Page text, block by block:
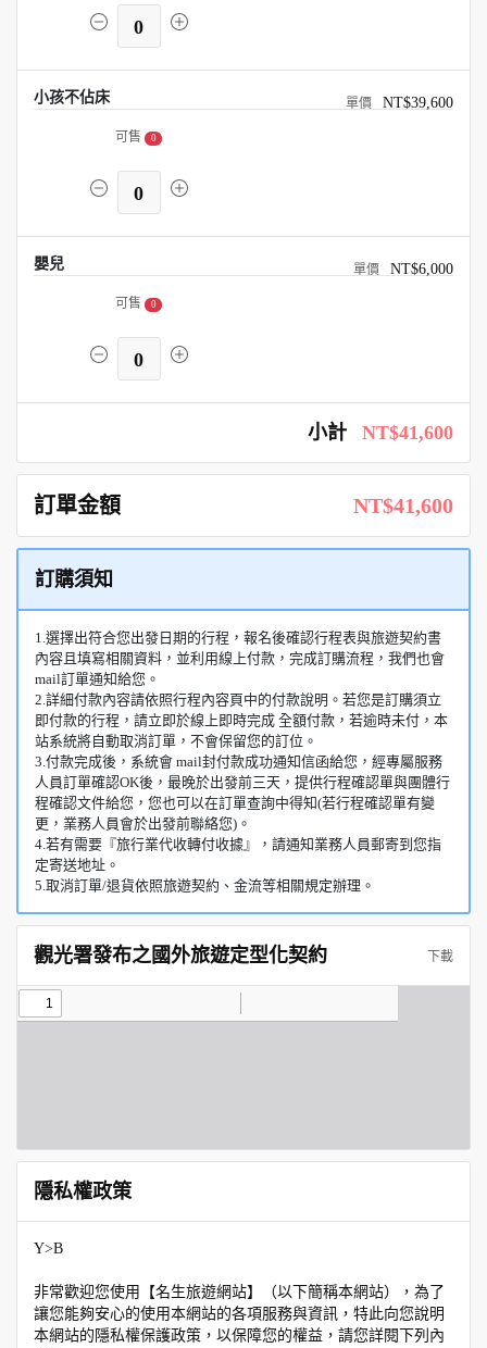
0
小孩不佔床 NT$39,600
可售 0
0
嬰兒 NT$6,000
可售 0
0
小計 NT$41,600
訂單金額 NT$41,600
訂購須知
1.選擇出符合您出發日期的行程，報名後確認行程表與旅遊契約書
內容且填寫相關資料，並利用線上付款，完成訂購流程，我們也會
mail訂單通知給您。
2.詳細付款內容請依照行程內容頁中的付款說明。若您是訂購須立
即付款的行程，請立即於線上即時完成 全額付款，若逾時未付，本
站系統將自動取消訂單，不會保留您的訂位。
3.付款完成後，系統會 mail封付款成功通知信函給您，經專屬服務
人員訂單確認OK後，最晚於出發前三天，提供行程確認單與團體行
程確認文件給您，您也可以在訂單查詢中得知(若行程確認單有變
更，業務人員會於出發前聯絡您)。
4.若有需要『旅行業代收轉付收據』，請通知業務人員郵寄到您指
定寄送地址。
5.取消訂單/退貨依照旅遊契約、金流等相關規定辦理。
觀光署發布之國外旅遊定型化契約 下載
隱私權政策
Y>B
非常歡迎您使用【名生旅遊網站】（以下簡稱本網站），為了
讓您能夠安心的使用本網站的各項服務與資訊，特此向您說明
本網站的隱私權保護政策，以保障您的權益，請您詳閱下列內